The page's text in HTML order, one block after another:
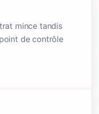
mince tandis
de contrôle